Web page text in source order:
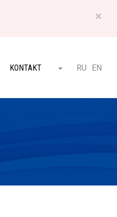
×
KONTAKT Otsi ET
RU EN